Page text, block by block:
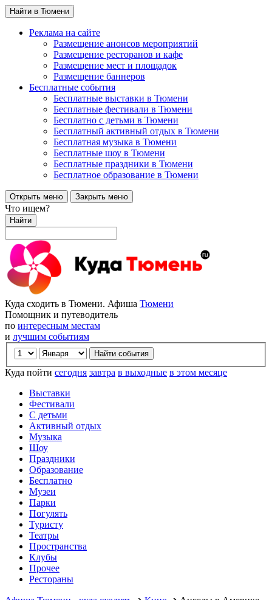
Найти в Тюмени
Реклама на сайте
Размещение анонсов мероприятий
Размещение ресторанов и кафе
Размещение мест и площадок
Размещение баннеров
Бесплатные события
Бесплатные выставки в Тюмени
Бесплатные фестивали в Тюмени
Бесплатно с детьми в Тюмени
Бесплатный активный отдых в Тюмени
Бесплатная музыка в Тюмени
Бесплатные шоу в Тюмени
Бесплатные праздники в Тюмени
Бесплатное образование в Тюмени
Открыть меню Закрыть меню
Что ищем?
Найти
Куда сходить в Тюмени. Афиша Тюмени
Помощник и путеводитель
по интересным местам
и лучшим событиям
Куда пойти сегодня завтра в выходные в этом месяце
Выставки
Фестивали
С детьми
Активный отдых
Музыка
Шоу
Праздники
Образование
Бесплатно
Музеи
Парки
Погулять
Туристу
Театры
Пространства
Клубы
Прочее
Рестораны